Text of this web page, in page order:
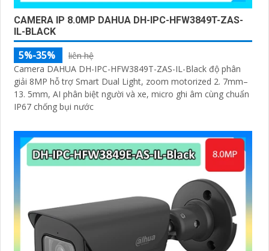
CAMERA IP 8.0MP DAHUA DH-IPC-HFW3849T-ZAS-
IL-BLACK
5%-35%
liên hệ
Camera DAHUA DH-IPC-HFW3849T-ZAS-IL-Black độ phân
giải 8MP hỗ trợ Smart Dual Light, zoom motorized 2. 7mm–
13. 5mm, AI phân biệt người và xe, micro ghi âm cùng chuẩn
IP67 chống bụi nước